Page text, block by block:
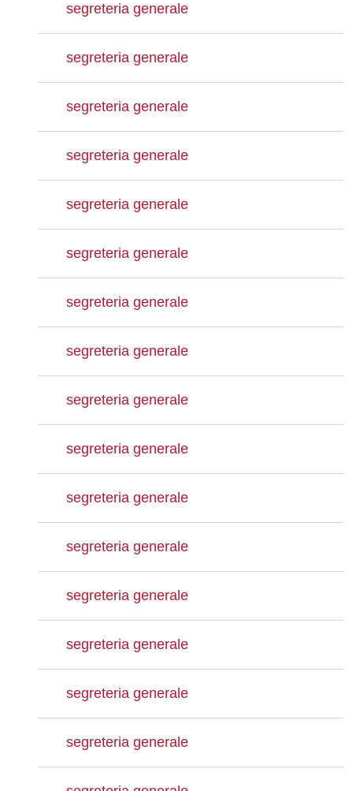
segreteria generale
segreteria generale
segreteria generale
segreteria generale
segreteria generale
segreteria generale
segreteria generale
segreteria generale
segreteria generale
segreteria generale
segreteria generale
segreteria generale
segreteria generale
segreteria generale
segreteria generale
segreteria generale